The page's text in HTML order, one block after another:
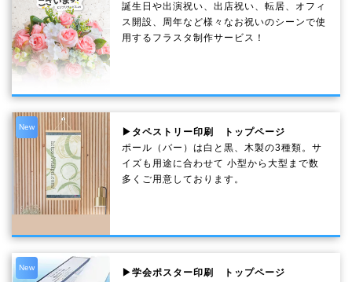
誕生日や出演祝い、出店祝い、転居、オフィ
ス開設、周年など様々なお祝いのシーンで使
用するフラスタ制作サービス！
New
▶タペストリー印刷 トップページ
ポール（バー）は白と黒、木製の3種類。サ
イズも用途に合わせて 小型から大型まで数
多くご用意しております。
New
▶学会ポスター印刷 トップページ